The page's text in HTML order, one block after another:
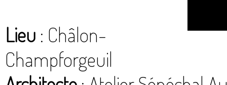
Lieu : Châlon-
Champforgeuil